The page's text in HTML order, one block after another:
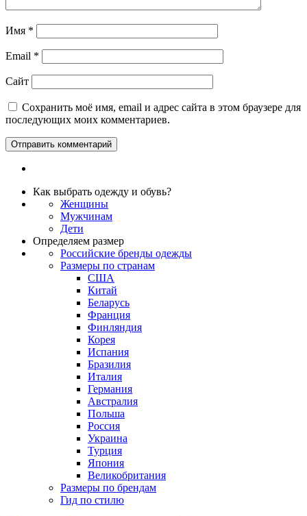
Имя *
Email *
Сайт
Сохранить моё имя, email и адрес сайта в этом браузере для
последующих моих комментариев.
Как выбрать одежду и обувь?
Женщины
Мужчинам
Дети
Определяем размер
Российские бренды одежды
Размеры по странам
США
Китай
Беларусь
Франция
Финляндия
Корея
Испания
Бразилия
Италия
Германия
Австралия
Польша
Россия
Украина
Турция
Япония
Великобритания
Размеры по брендам
Гид по стилю